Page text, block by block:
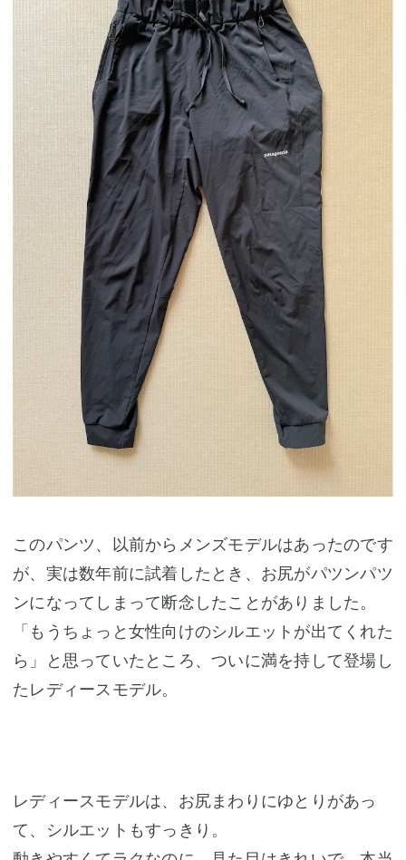
このパンツ、以前からメンズモデルはあったのです
が、実は数年前に試着したとき、お尻がパツンパツ
ンになってしまって断念したことがありました。
「もうちょっと女性向けのシルエットが出てくれた
ら」と思っていたところ、ついに満を持して登場し
たレディースモデル。
レディースモデルは、お尻まわりにゆとりがあっ
て、シルエットもすっきり。